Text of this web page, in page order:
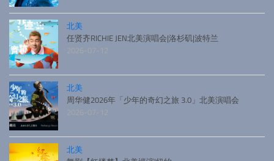
北美
任贤齐RICHIE JEN北美演唱会|洛杉矶|波特兰
2026-07-12
北美
周华健2026年「少年的奇幻之旅 3.0」北美演唱会
2026-07-12
北美